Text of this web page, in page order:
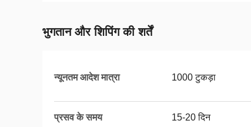
भुगतान और शिपिंग की शर्तें
न्यूनतम आदेश मात्रा 1000 टुकड़ा
प्रसव के समय 15-20 दिन